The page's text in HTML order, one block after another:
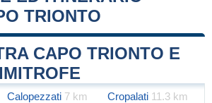
TRIONTO
Leaflet|Map data ©OpenStreetMap
CAPO TRIONTO E
Calopezzati 7 km Cropalati 11.3 km